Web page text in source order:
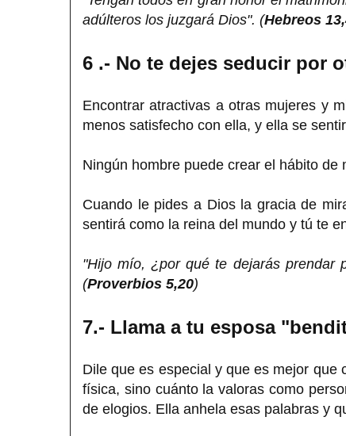
adúlteros los juzgará Dios". (Hebreos
6 .- No te dejes seducir por
Encontrar atractivas a otras mujeres y
menos satisfecho con ella, y ella se
Ningún hombre puede crear el hábito
Cuando le pides a Dios la gracia de
sentirá como la reina del mundo y tú te
"Hijo mío, ¿por qué te dejarás prendar
(Proverbios 5,20)
7.- Llama a tu esposa
Dile que es especial y que es mejor
física, sino cuánto la valoras como
de elogios. Ella anhela esas palabras y